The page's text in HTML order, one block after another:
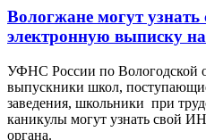
Вологжане могут
электронную выписку
УФНС России по Вологодской
выпускники школ,
заведения, школьники при
каникулы могут узнать свой
органа.